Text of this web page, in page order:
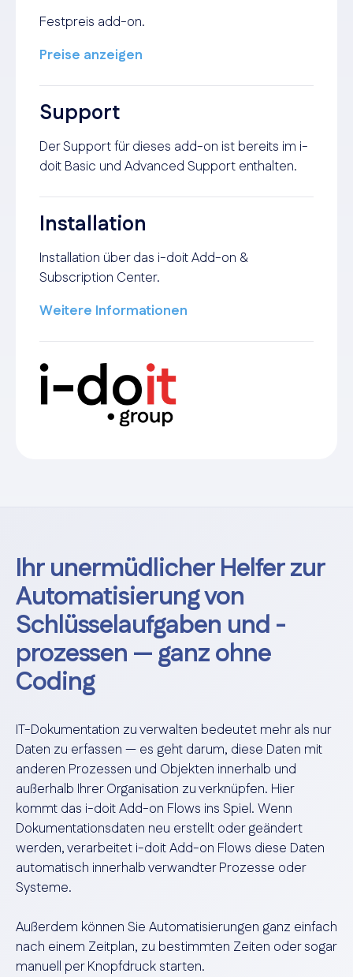
Festpreis add-on.
Preise anzeigen
Support
Der Support für dieses add-on ist bereits im i-
doit Basic und Advanced Support enthalten.
Installation
Installation über das i-doit Add-on &
Subscription Center.
Weitere Informationen
Ihr unermüdlicher Helfer zur
Automatisierung von
Schlüsselaufgaben und -
prozessen — ganz ohne
Coding
IT-Dokumentation zu verwalten bedeutet mehr als nur
Daten zu erfassen — es geht darum, diese Daten mit
anderen Prozessen und Objekten innerhalb und
außerhalb Ihrer Organisation zu verknüpfen. Hier
kommt das i-doit Add-on Flows ins Spiel. Wenn
Dokumentationsdaten neu erstellt oder geändert
werden, verarbeitet i-doit Add-on Flows diese Daten
automatisch innerhalb verwandter Prozesse oder
Systeme.
Außerdem können Sie Automatisierungen ganz einfach
nach einem Zeitplan, zu bestimmten Zeiten oder sogar
manuell per Knopfdruck starten.